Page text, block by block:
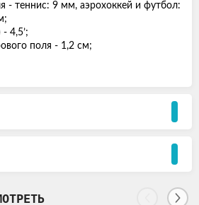
- теннис: 9 мм, аэрохоккей и футбол:
4,5’;
поля - 1,2 см;